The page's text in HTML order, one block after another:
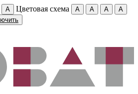
A Цветовая схема A A A
A